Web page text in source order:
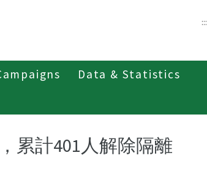
:::
Data & Statistics
累計401人解除隔離